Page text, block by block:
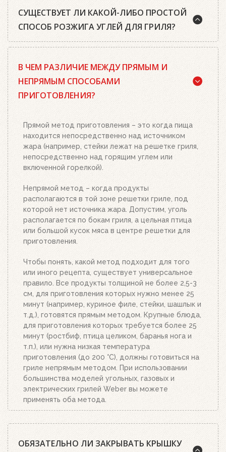
СУЩЕСТВУЕТ ЛИ КАКОЙ-ЛИБО ПРОСТОЙ
СПОСОБ РОЗЖИГА УГЛЕЙ ДЛЯ ГРИЛЯ?
качественный древесный уголь или угольные
брикеты Weber, кубики для розжига, а также наш
необходимым количеством угля или брикетов,
решетку для угля и подожгите их. Сверху
поставьте заполненный углем или брикетами
стартер. Больше ничего делать не нужно.
Топливо разгорится полностью за 20-30 минут, в
зависимости от количества угля или брикетов.
Когда верхний уголь станет красным, а слой
брикетов покроется белым пеплом, высыпьте
уголь из стартера на решетку для угля. Жар
будет просто отличным!
В ЧЕМ РАЗЛИЧИЕ МЕЖДУ ПРЯМЫМ И
НЕПРЯМЫМ СПОСОБАМИ
ПРИГОТОВЛЕНИЯ?
Прямой метод приготовления – это когда пища
находится непосредственно над источником
жара (например, стейки лежат на решетке гриля,
непосредственно над горящим углем или
включенной горелкой).
Непрямой метод – когда продукты
располагаются в той зоне решетки гриле, под
которой нет источника жара. Допустим, уголь
располагается по бокам гриля, а цельная птица
или большой кусок мяса в центре решетки для
приготовления.
Чтобы понять, какой метод подходит для того
или иного рецепта, существует универсальное
правило. Все продукты толщиной не более 2,5-3
см, для приготовления которых нужно менее 25
минут (например, куриное филе, стейки, шашлык и
т.д.), готовятся прямым методом. Крупные блюда,
для приготовления которых требуется более 25
минут (ростбиф, птица целиком, баранья нога и
т.п.), или нужна низкая температура
приготовления (до 200 °C), должны готовиться на
гриле непрямым методом. При использовании
большинства моделей угольных, газовых и
электрических грилей Weber вы можете
применять оба метода.
ОБЯЗАТЕЛЬНО ЛИ ЗАКРЫВАТЬ КРЫШКУ